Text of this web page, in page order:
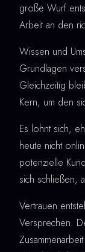
große Wurf
Arbeit an den
Wissen und
Grundlagen
Gleichzeitig
Kern, um den
Es lohnt sich,
heute nicht
potenzielle
sich schließen,
Vertrauen
Versprechen.